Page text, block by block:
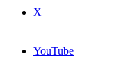
X
YouTube